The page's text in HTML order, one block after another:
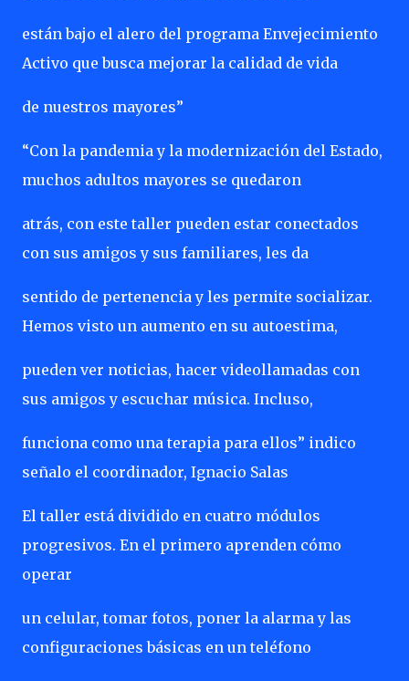
están bajo el alero del programa Envejecimiento
Activo que busca mejorar la calidad de vida
de nuestros mayores”
“Con la pandemia y la modernización del Estado,
muchos adultos mayores se quedaron
atrás, con este taller pueden estar conectados
con sus amigos y sus familiares, les da
sentido de pertenencia y les permite socializar.
Hemos visto un aumento en su autoestima,
pueden ver noticias, hacer videollamadas con
sus amigos y escuchar música. Incluso,
funciona como una terapia para ellos” indico
señalo el coordinador, Ignacio Salas
El taller está dividido en cuatro módulos
progresivos. En el primero aprenden cómo
operar
un celular, tomar fotos, poner la alarma y las
configuraciones básicas en un teléfono